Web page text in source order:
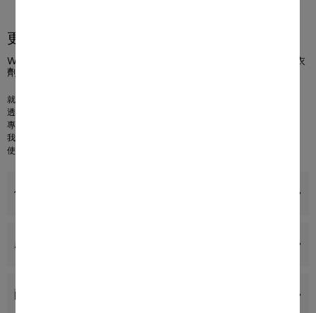
更多產品資訊
W1 前置式洗衣機： A -10 %* I 8 公斤 I 1400 rpm I CapDosing 洗衣
劑囊系統 I 蜂巢式滾筒 I AddLoad
就完美衣物護理進行了
透過 A -10 % 節省更多耗電
專屬的 CapDosing 系列適用於各種布料和污漬
我們的
使用
優點
產品詳情
配件